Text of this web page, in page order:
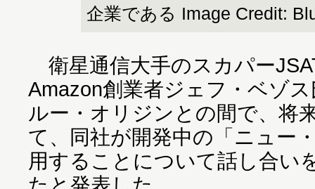
企業である Image Credit:
衛星通信大手のスカパー
Amazon創業者ジェフ・ベゾ
ルー・オリジンとの間で、将
て、同社が開発中の「ニュー
用することについて話し合い